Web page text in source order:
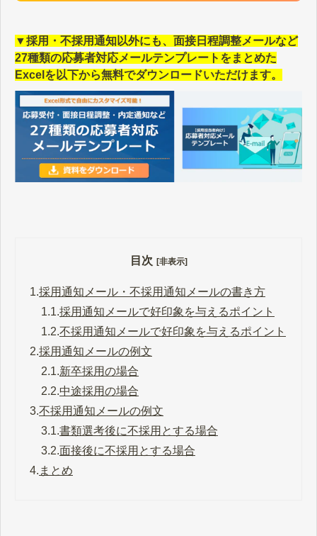
▼採用・不採用通知以外にも、面接日程調整メールなど
27種類の応募者対応メールテンプレートをまとめた
Excelを以下から無料でダウンロードいただけます。
目次 [非表示]
1.採用通知メール・不採用通知メールの書き方
1.1.採用通知メールで好印象を与えるポイント
1.2.不採用通知メールで好印象を与えるポイント
2.採用通知メールの例文
2.1.新卒採用の場合
2.2.中途採用の場合
3.不採用通知メールの例文
3.1.書類選考後に不採用とする場合
3.2.面接後に不採用とする場合
4. まとめ